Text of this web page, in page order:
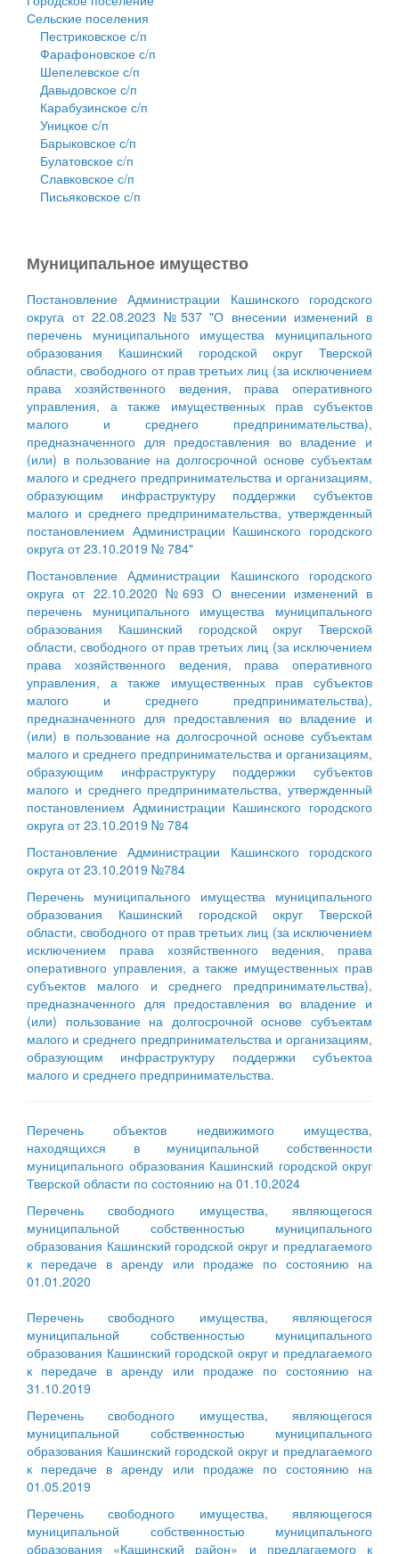
Сельские поселения
Пестриковское с/п
Фарафоновское с/п
Шепелевское с/п
Давыдовское с/п
Карабузинское с/п
Уницкое с/п
Барыковское с/п
Булатовское с/п
Славковское с/п
Письяковское с/п
Муниципальное имущество
Постановление Администрации Кашинского городского
округа от 22.08.2023 №537 "О внесении изменений в
перечень муниципального имущества муниципального
образования Кашинский городской округ Тверской
области, свободного от прав третьих лиц (за исключением
права хозяйственного ведения, права оперативного
управления, а также имущественных прав субъектов
малого и среднего предпринимательства),
предназначенного для предоставления во владение и
(или) в пользование на долгосрочной основе субъектам
малого и среднего предпринимательства и организациям,
образующим инфраструктуру поддержки субъектов
малого и среднего предпринимательства, утвержденный
постановлением Администрации Кашинского городского
округа от 23.10.2019 № 784"
Постановление Администрации Кашинского городского
округа от 22.10.2020 №693 О внесении изменений в
перечень муниципального имущества муниципального
образования Кашинский городской округ Тверской
области, свободного от прав третьих лиц (за исключением
права хозяйственного ведения, права оперативного
управления, а также имущественных прав субъектов
малого и среднего предпринимательства),
предназначенного для предоставления во владение и
(или) в пользование на долгосрочной основе субъектам
малого и среднего предпринимательства и организациям,
образующим инфраструктуру поддержки субъектов
малого и среднего предпринимательства, утвержденный
постановлением Администрации Кашинского городского
округа от 23.10.2019 № 784
Постановление Администрации Кашинского городского
округа от 23.10.2019 №784
Перечень муниципального имущества муниципального
образования Кашинский городской округ Тверской
области, свободного от прав третьих лиц (за исключением
исключением права хозяйственного ведения, права
оперативного управления, а также имущественных прав
субъектов малого и среднего предпринимательства),
предназначенного для предоставления во владение и
(или) пользование на долгосрочной основе субъектам
малого и среднего предпринимательства и организациям,
образующим инфраструктуру поддержки субъектоа
малого и среднего предпринимательства.
Перечень объектов недвижимого имущества,
находящихся в муниципальной собственности
муниципального образования Кашинский городской округ
Тверской области по состоянию на 01.10.2024
Перечень свободного имущества, являющегося
муниципальной собственностью муниципального
образования Кашинский городской округ и предлагаемого
к передаче в аренду или продаже по состоянию на
01.01.2020
Перечень свободного имущества, являющегося
муниципальной собственностью муниципального
образования Кашинский городской округ и предлагаемого
к передаче в аренду или продаже по состоянию на
31.10.2019
Перечень свободного имущества, являющегося
муниципальной собственностью муниципального
образования Кашинский городской округ и предлагаемого
к передаче в аренду или продаже по состоянию на
01.05.2019
Перечень свободного имущества, являющегося
муниципальной собственностью муниципального
образования «Кашинский район» и предлагаемого к